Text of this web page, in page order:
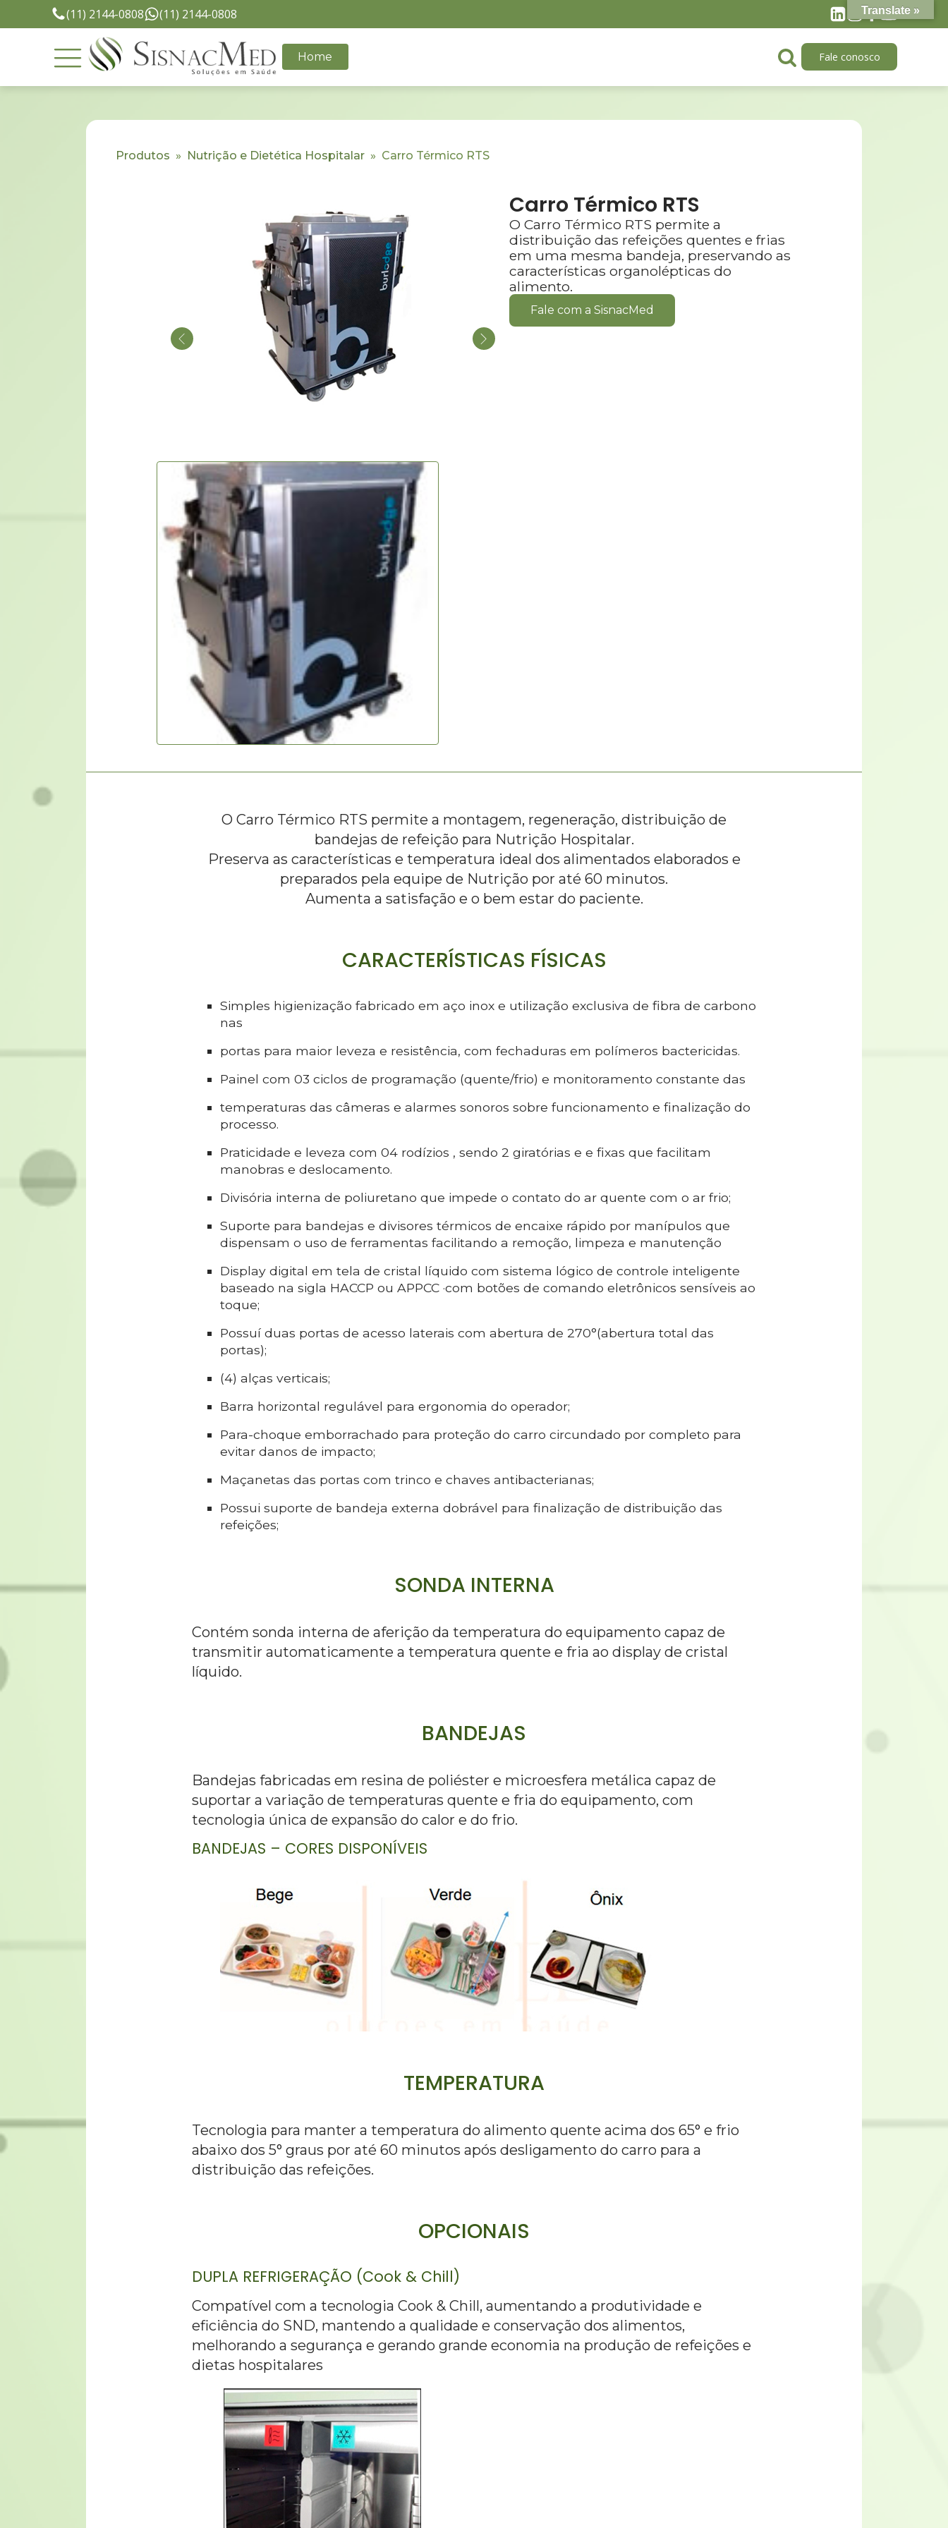
(11) 2144-0808 (11) 2144-0808
Home Fale conosco
Produtos » Nutrição e Dietética Hospitalar » Carro Térmico RTS
Carro Térmico RTS
O Carro Térmico RTS permite a
distribuição das refeições quentes e frias
em uma mesma bandeja, preservando as
características organolépticas do
alimento.
Fale com a SisnacMed
O Carro Térmico RTS permite a montagem, regeneração, distribuição de
bandejas de refeição para Nutrição Hospitalar.
Preserva as características e temperatura ideal dos alimentados elaborados e
preparados pela equipe de Nutrição por até 60 minutos.
Aumenta a satisfação e o bem estar do paciente.
CARACTERÍSTICAS FÍSICAS
Simples higienização fabricado em aço inox e utilização exclusiva de fibra de carbono
nas
portas para maior leveza e resistência, com fechaduras em polímeros bactericidas.
Painel com 03 ciclos de programação (quente/frio) e monitoramento constante das
temperaturas das câmeras e alarmes sonoros sobre funcionamento e finalização do
processo.
Praticidade e leveza com 04 rodízios , sendo 2 giratórias e e fixas que facilitam
manobras e deslocamento.
Divisória interna de poliuretano que impede o contato do ar quente com o ar frio;
Suporte para bandejas e divisores térmicos de encaixe rápido por manípulos que
dispensam o uso de ferramentas facilitando a remoção, limpeza e manutenção
Display digital em tela de cristal líquido com sistema lógico de controle inteligente
baseado na sigla HACCP ou APPCC ·com botões de comando eletrônicos sensíveis ao
toque;
Possuí duas portas de acesso laterais com abertura de 270°(abertura total das
portas);
(4) alças verticais;
Barra horizontal regulável para ergonomia do operador;
Para-choque emborrachado para proteção do carro circundado por completo para
evitar danos de impacto;
Maçanetas das portas com trinco e chaves antibacterianas;
Possui suporte de bandeja externa dobrável para finalização de distribuição das
refeições;
SONDA INTERNA
Contém sonda interna de aferição da temperatura do equipamento capaz de
transmitir automaticamente a temperatura quente e fria ao display de cristal
líquido.
BANDEJAS
Bandejas fabricadas em resina de poliéster e microesfera metálica capaz de
suportar a variação de temperaturas quente e fria do equipamento, com
tecnologia única de expansão do calor e do frio.
BANDEJAS – CORES DISPONÍVEIS
TEMPERATURA
Tecnologia para manter a temperatura do alimento quente acima dos 65° e frio
abaixo dos 5° graus por até 60 minutos após desligamento do carro para a
distribuição das refeições.
OPCIONAIS
DUPLA REFRIGERAÇÃO (Cook & Chill)
Compatível com a tecnologia Cook & Chill, aumentando a produtividade e
eficiência do SND, mantendo a qualidade e conservação dos alimentos,
melhorando a segurança e gerando grande economia na produção de refeições e
dietas hospitalares
Translate »